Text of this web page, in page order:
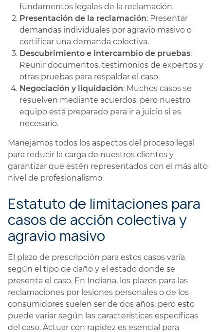
fundamentos legales de la reclamación.
Presentación de la reclamación: Presentar
demandas individuales por agravio masivo o
certificar una demanda colectiva.
Descubrimiento e intercambio de pruebas:
Reunir documentos, testimonios de expertos y
otras pruebas para respaldar el caso.
Negociación y liquidación: Muchos casos se
resuelven mediante acuerdos, pero nuestro
equipo está preparado para ir a juicio si es
necesario.
Manejamos todos los aspectos del proceso legal
para reducir la carga de nuestros clientes y
garantizar que estén representados con el más alto
nivel de profesionalismo.
Estatuto de limitaciones para
casos de acción colectiva y
agravio masivo
El plazo de prescripción para estos casos varía
según el tipo de daño y el estado donde se
presenta el caso. En Indiana, los plazos para las
reclamaciones por lesiones personales o de los
consumidores suelen ser de dos años, pero esto
puede variar según las características específicas
del caso. Actuar con rapidez es esencial para